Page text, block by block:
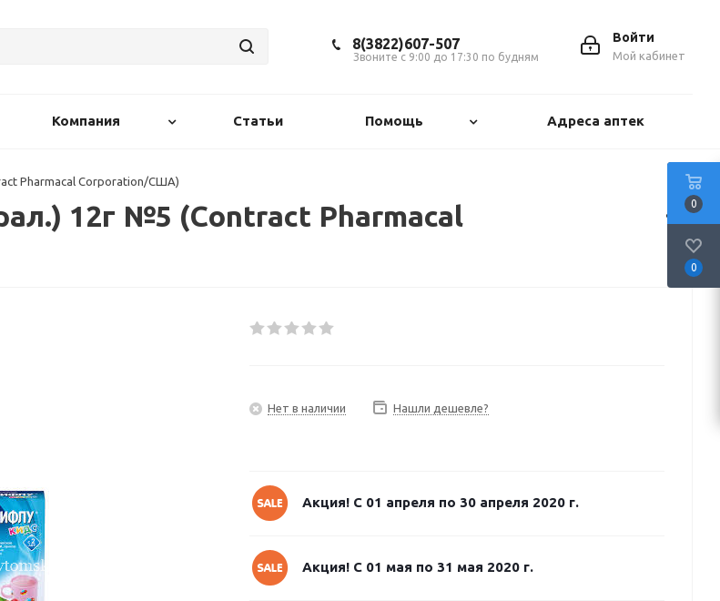
Войти
Мой кабинет
8(3822)607-507
Звоните с 9:00 до 17:30 по будням
Компания Статьи Помощь Адреса аптек
Pharmacal Corporation/США)
12г №5 (Contract Pharmacal
Нет в наличии Нашли дешевле?
Акция! С 01 апреля по 30 апреля 2020 г.
Акция! С 01 мая по 31 мая 2020 г.
0
0